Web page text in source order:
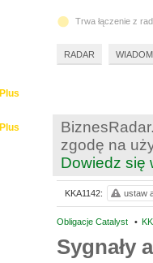
zgodę na
Dowiedz się
Obligacje Catalyst •
Sygnały
KKA1142: ustaw
Trwa łączenie z
RADAR